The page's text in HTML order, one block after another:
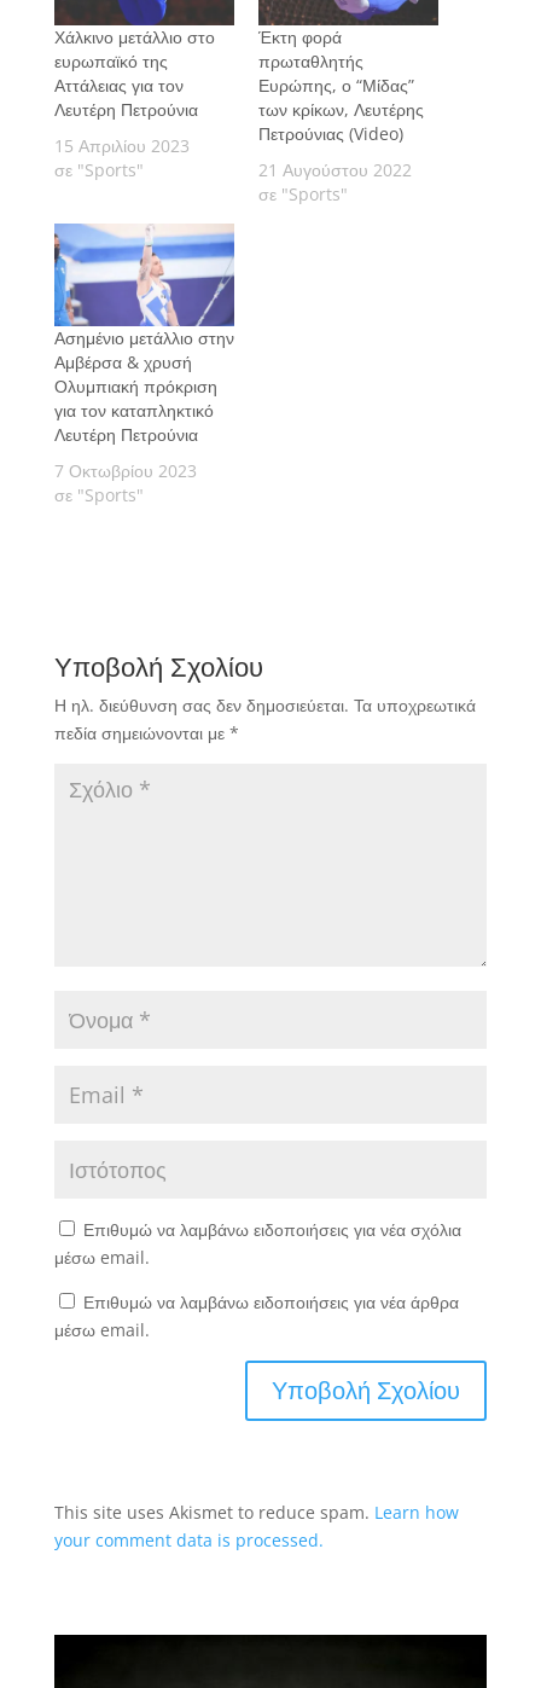
Χάλκινο μετάλλιο στο
ευρωπαϊκό της
Αττάλειας για τον
Λευτέρη Πετρούνια
15 Απριλίου 2023
σε "Sports"
Έκτη φορά
πρωταθλητής
Ευρώπης, ο “Μίδας”
των κρίκων, Λευτέρης
Πετρούνιας (Video)
21 Αυγούστου 2022
σε "Sports"
Ασημένιο μετάλλιο στην
Αμβέρσα & χρυσή
Ολυμπιακή πρόκριση
για τον καταπληκτικό
Λευτέρη Πετρούνια
7 Οκτωβρίου 2023
σε "Sports"
Υποβολή Σχολίου
Η ηλ. διεύθυνση σας δεν δημοσιεύεται. Τα υποχρεωτικά
πεδία σημειώνονται με *
Επιθυμώ να λαμβάνω ειδοποιήσεις για νέα σχόλια
μέσω email.
Επιθυμώ να λαμβάνω ειδοποιήσεις για νέα άρθρα
μέσω email.
This site uses Akismet to reduce spam. Learn how
your comment data is processed.